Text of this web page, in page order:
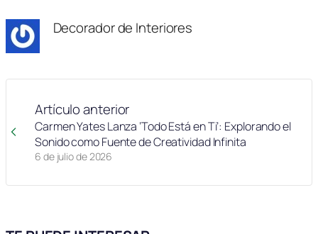
Decorador de Interiores
Artículo anterior
6 de julio de 2026
Carmen Yates Lanza ‘Todo Está en Ti’: Explorando el
Sonido como Fuente de Creatividad Infinita